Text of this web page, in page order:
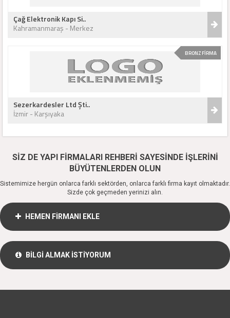
Çağ Elektronik Kapı Si..
Kahramanmaraş - Merkez
BRONZ FİRMA
Sezerkardesler Ltd Şti..
İzmir - Karşıyaka
SİZ DE YAPI FİRMALARI REHBERİ SAYESİNDE İŞLERİNİ
BÜYÜTENLERDEN OLUN
Sistemimize hergün onlarca farklı sektörden, onlarca farklı firma kayıt olmaktadır.
Sizde çok geçmeden yerinizi alın.
HEMEN FİRMANI EKLE
BİLGİ ALMAK İSTİYORUM